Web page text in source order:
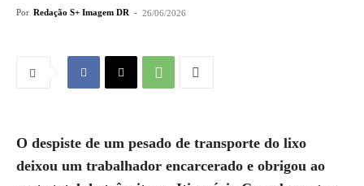
Por Redação S+ Imagem DR - 26/06/2026
O despiste de um pesado de transporte do lixo
deixou um trabalhador encarcerado e obrigou ao